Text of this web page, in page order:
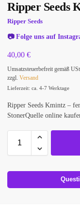
Ripper Seeds
Ripper Seeds
📷Folge uns auf
40,00 €
Umsatzsteuerbefreit gemäß
zzgl. Versand
Lieferzeit: ca. 4-7 Werktage
Ripper Seeds Kmintz –
StonerQuelle online